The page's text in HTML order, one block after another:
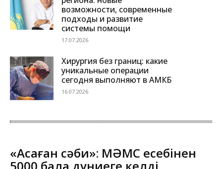
возможности, современные
подходы и развитие
системы помощи
17.07.2026
Хирургия без границ: какие
уникальные операции
сегодня выполняют в АМКБ
16.07.2026